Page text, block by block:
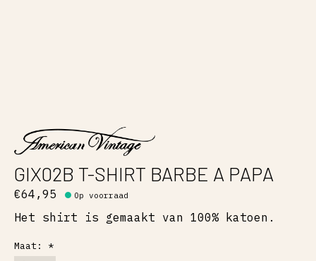
GIX02B T-SHIRT BARBE A PAPA
€64,95 Op voorraad
Het shirt is gemaakt van 100% katoen.
Maat: *